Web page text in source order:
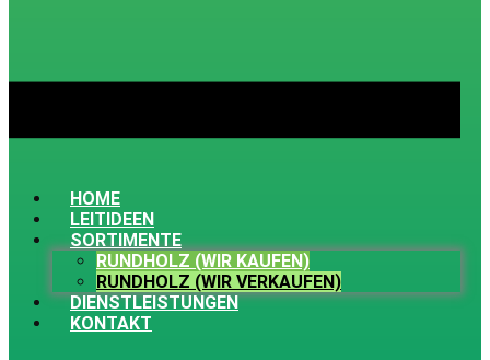
HOME
LEITIDEEN
SORTIMENTE
RUNDHOLZ (WIR KAUFEN)
RUNDHOLZ (WIR VERKAUFEN)
DIENSTLEISTUNGEN
KONTAKT